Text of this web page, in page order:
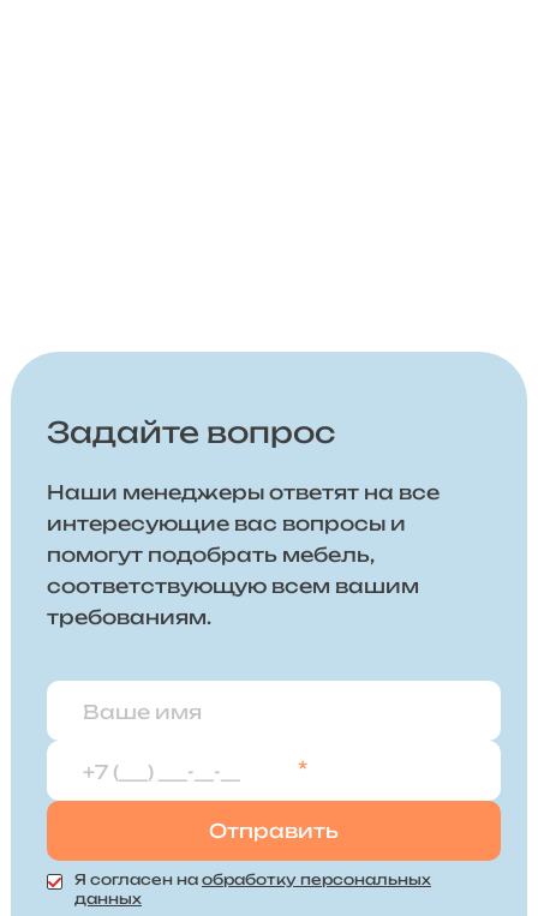
Задайте вопрос
Наши менеджеры ответят на все
интересующие вас вопросы и
помогут подобрать мебель,
соответствующую всем вашим
требованиям.
*
Я согласен на обработку персональных
данных